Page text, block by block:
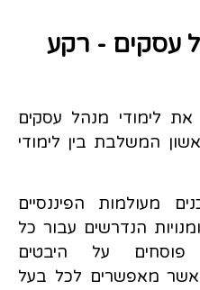
עסקים - רקע
את לימודי מנהל עסקים
המשלבת בין לימודי
מעולמות הפיננסיים
הנדרשים עבור כל
על היבטים
אשר מאפשרים לכל בעל